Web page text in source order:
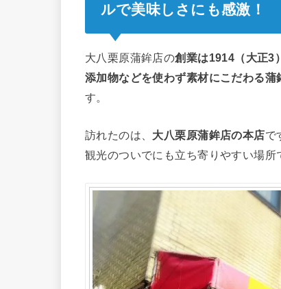
ルで美味しさにも感激！
大八栗原蒲鉾店の創業は1914（大正3
添加物などを使わず素材にこだわる蒲
す。
訪れたのは、 大八栗原蒲鉾店の本店で
観光のついでにも立ち寄りやすい場所